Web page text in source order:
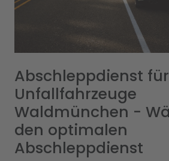
Abschleppdienst für
Unfallfahrzeuge
Waldmünchen -
den optimalen
Abschleppdienst